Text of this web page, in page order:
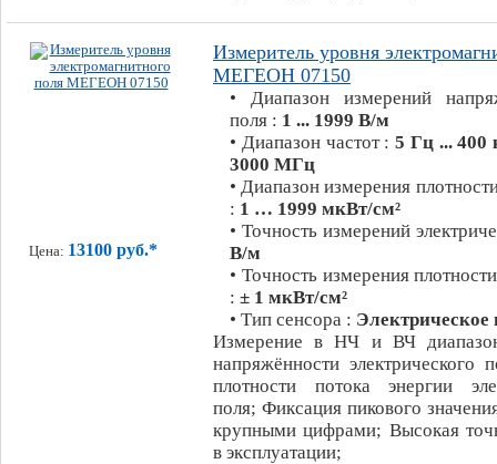
Цена: 13100 руб.*
Измеритель уровня
МЕГЕОН 07150
• Диапазон измерений
поля : 1 ... 1999 В/м
• Диапазон частот : 5 Гц ...
3000 МГц
• Диапазон измерения
: 1 … 1999 мкВт/см²
• Точность измерений
В/м
• Точность измерения
: ± 1 мкВт/см²
• Тип сенсора : Электрическое
Измерение в НЧ и ВЧ
напряжённости электрического
плотности потока энергии
поля; Фиксация пикового
крупными цифрами; Высокая
в эксплуатации;